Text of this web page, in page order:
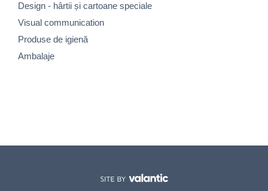
Design - hârtii și cartoane speciale
Visual communication
Produse de igienă
Ambalaje